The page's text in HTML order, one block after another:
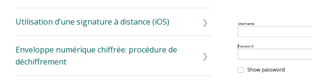
Utilisation d’une signature à distance (iOS)
Enveloppe numérique chiffrée: procédure de
déchiffrement